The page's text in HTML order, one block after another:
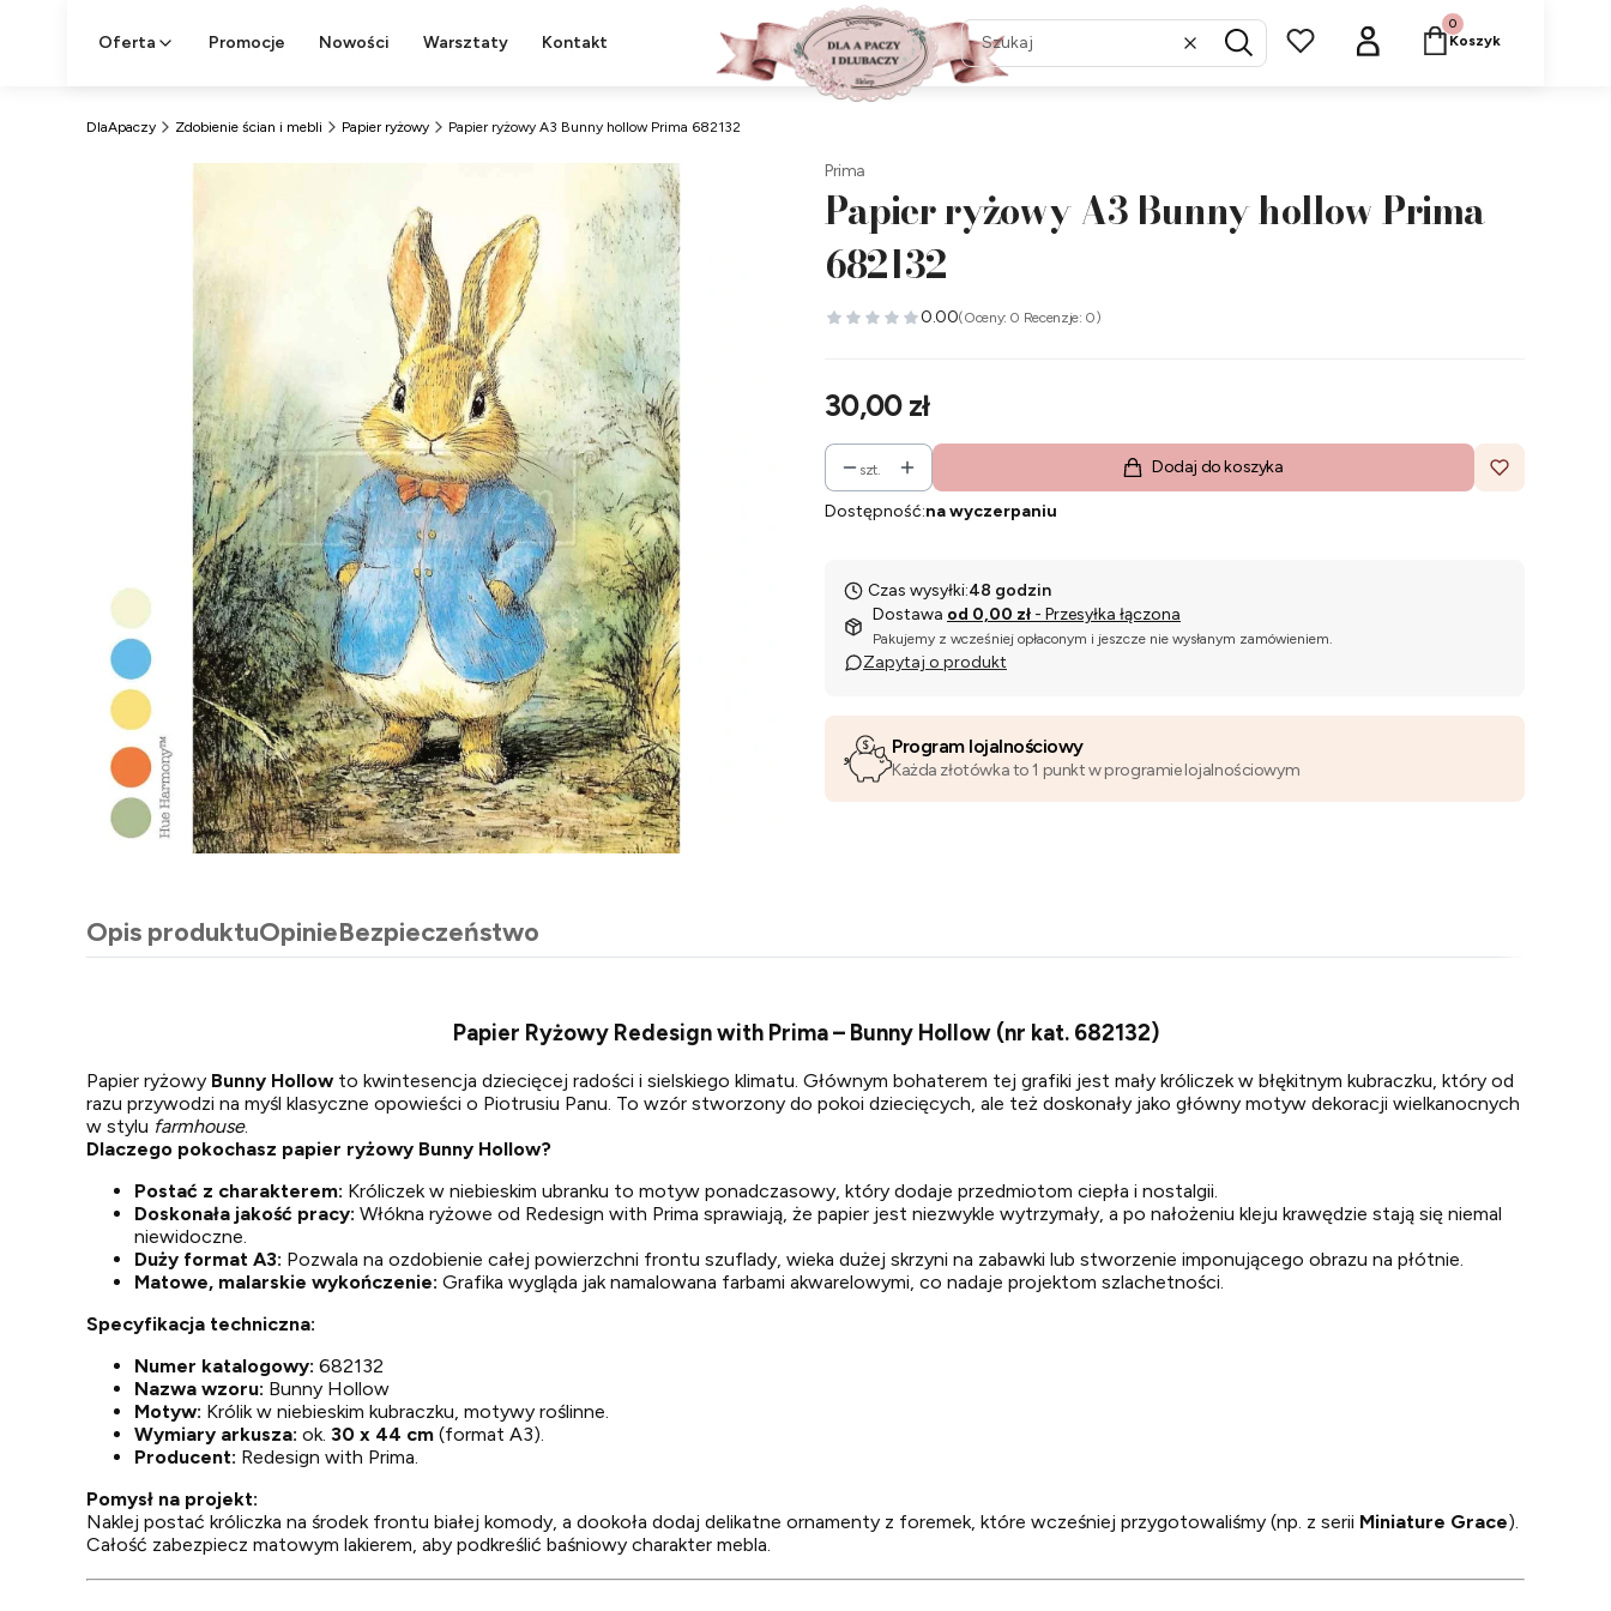
Oferta Promocje Nowości Warsztaty Kontakt WyczyśćSzukaj
Produkty w koszyku:
Koszyk
DlaApaczy Zdobienie ścian i mebli Papier ryżowy Papier ryżowy A3 Bunny hollow Prima 682132
Prima
Papier ryżowy A3 Bunny hollow Prima
682132
0.00(Oceny: 0 Recenzje: 0)
Cena
30,00 zł
szt. Dodaj do koszyka
Dostępność:na wyczerpaniu
Czas wysyłki:48 godzin
Dostawa od 0,00 zł - Przesyłka łączona
Pakujemy z wcześniej opłaconym i jeszcze nie wysłanym zamówieniem.
Zapytaj o produkt
Program lojalnościowy
Każda złotówka to 1 punkt w programie lojalnościowym
Opis produktuOpinieBezpieczeństwo
Papier Ryżowy Redesign with Prima – Bunny Hollow (nr kat. 682132)
Papier ryżowy Bunny Hollow to kwintesencja dziecięcej radości i sielskiego klimatu. Głównym bohaterem tej grafiki jest mały króliczek w błękitnym kubraczku, który od
razu przywodzi na myśl klasyczne opowieści o Piotrusiu Panu. To wzór stworzony do pokoi dziecięcych, ale też doskonały jako główny motyw dekoracji wielkanocnych
w stylu farmhouse.
Dlaczego pokochasz papier ryżowy Bunny Hollow?
Postać z charakterem: Króliczek w niebieskim ubranku to motyw ponadczasowy, który dodaje przedmiotom ciepła i nostalgii.
Doskonała jakość pracy: Włókna ryżowe od Redesign with Prima sprawiają, że papier jest niezwykle wytrzymały, a po nałożeniu kleju krawędzie stają się niemal
niewidoczne.
Duży format A3: Pozwala na ozdobienie całej powierzchni frontu szuflady, wieka dużej skrzyni na zabawki lub stworzenie imponującego obrazu na płótnie.
Matowe, malarskie wykończenie: Grafika wygląda jak namalowana farbami akwarelowymi, co nadaje projektom szlachetności.
Specyfikacja techniczna:
Numer katalogowy: 682132
Nazwa wzoru: Bunny Hollow
Motyw: Królik w niebieskim kubraczku, motywy roślinne.
Wymiary arkusza: ok. 30 x 44 cm (format A3).
Producent: Redesign with Prima.
Pomysł na projekt:
Naklej postać króliczka na środek frontu białej komody, a dookoła dodaj delikatne ornamenty z foremek, które wcześniej przygotowaliśmy (np. z serii Miniature Grace).
Całość zabezpiecz matowym lakierem, aby podkreślić baśniowy charakter mebla.